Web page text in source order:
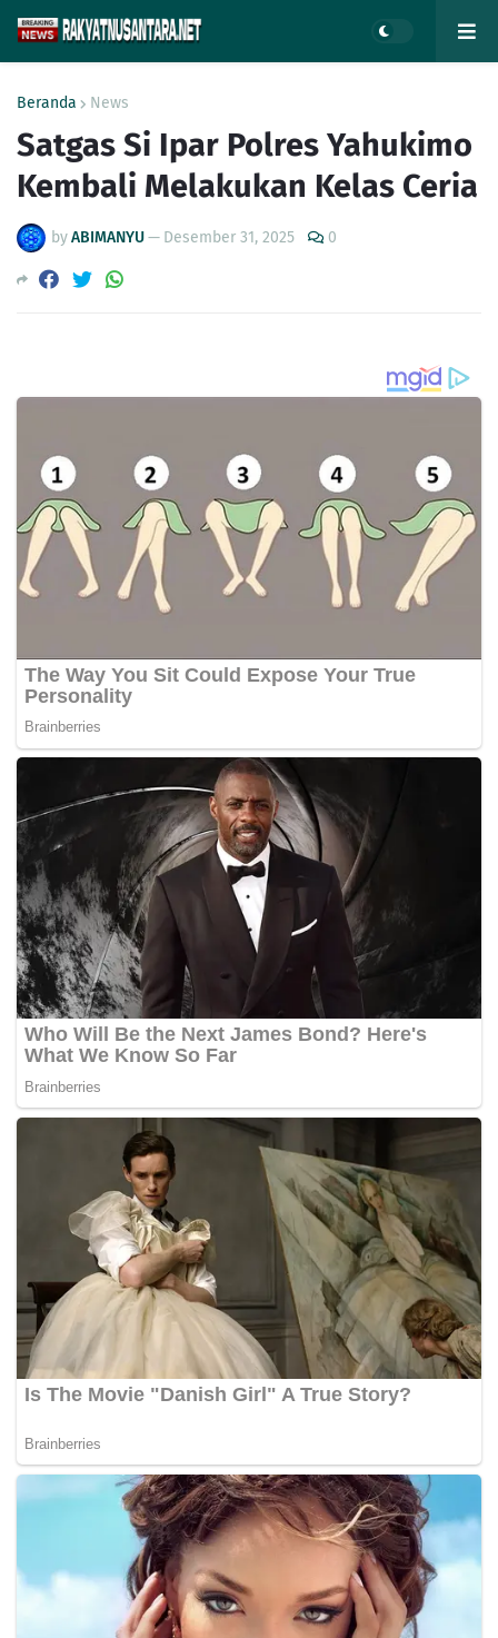
Beranda News
Satgas Si Ipar Polres Yahukimo
Kembali Melakukan Kelas Ceria
byABIMANYU— Desember 31, 2025 0